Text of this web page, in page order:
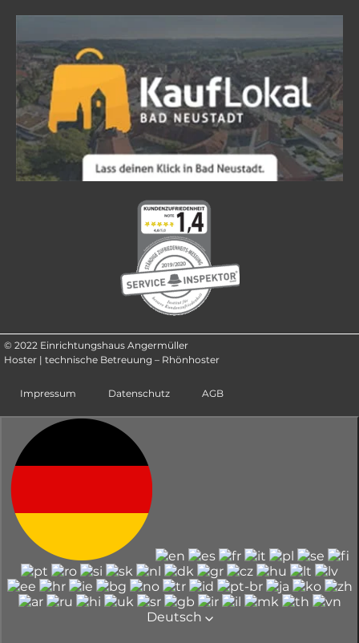
© 2022 Einrichtungshaus Angermüller
Hoster | technische Betreuung – Rhönhoster
Impressum Datenschutz AGB
Deutsch